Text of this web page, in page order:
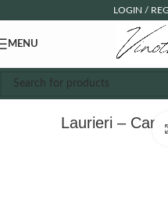
LOGIN /
MENU
Laurieri –